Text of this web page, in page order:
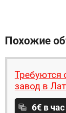
Похожие
Требуются
завод в
6€ в час